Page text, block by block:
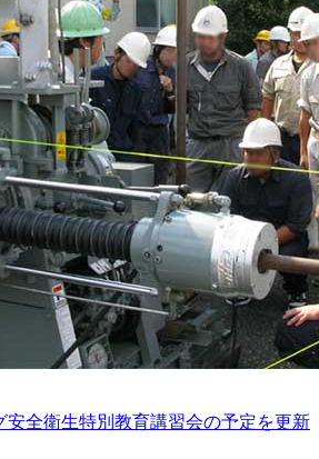
安全衛生特別教育講習会の予定を更新